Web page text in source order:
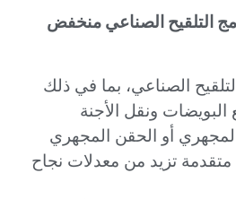
التلقيح الصناعي منخفض
الصناعي، بما في ذلك
ونقل الأجنة
أو الحقن المجهري
متقدمة تزيد من معدلات نجاح